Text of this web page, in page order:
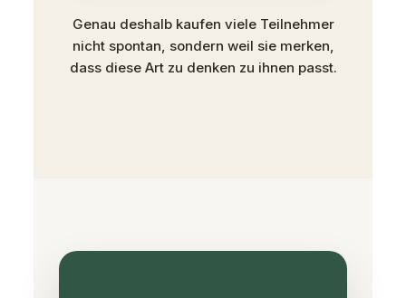
Genau deshalb kaufen viele Teilnehmer
nicht spontan, sondern weil sie merken,
dass diese Art zu denken zu ihnen passt.